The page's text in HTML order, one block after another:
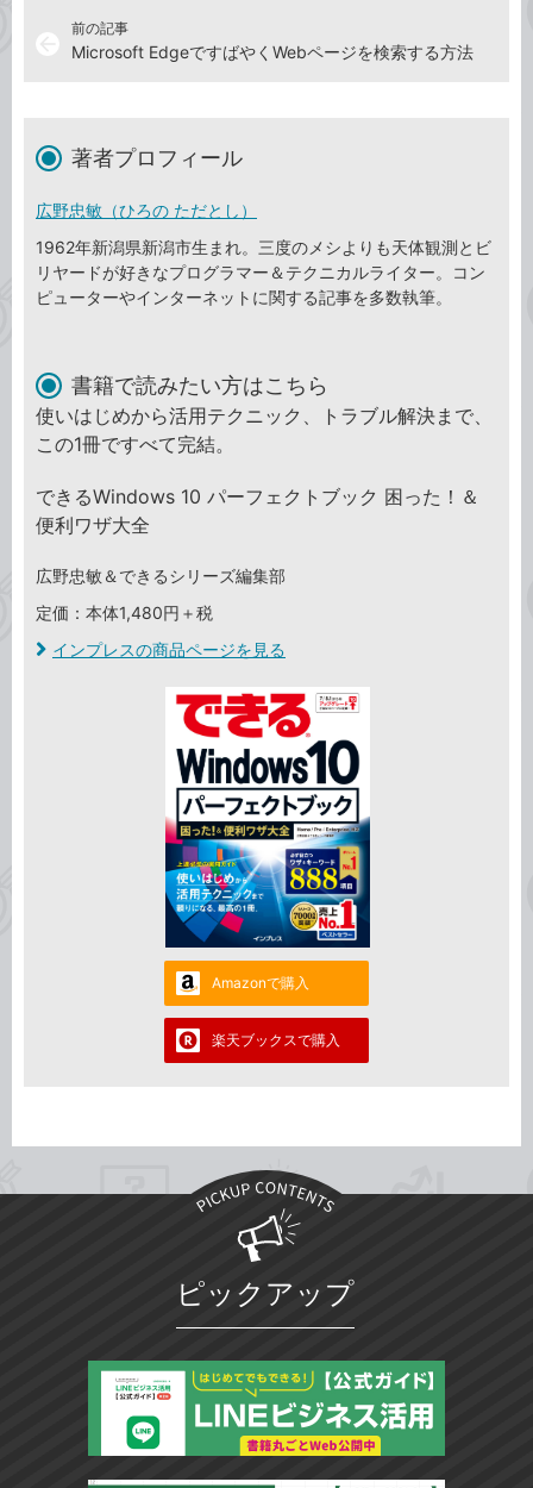
前の記事
Microsoft EdgeですばやくWebページを検索する方法
著者プロフィール
広野忠敏（ひろの ただとし）
1962年新潟県新潟市生まれ。三度のメシよりも天体観測とビ
リヤードが好きなプログラマー＆テクニカルライター。コン
ピューターやインターネットに関する記事を多数執筆。
書籍で読みたい方はこちら
使いはじめから活用テクニック、トラブル解決まで、
この1冊ですべて完結。
できるWindows 10 パーフェクトブック 困った！＆
便利ワザ大全
広野忠敏＆できるシリーズ編集部
定価：本体1,480円＋税
インプレスの商品ページを見る
Amazonで購入
楽天ブックスで購入
ピックアップ